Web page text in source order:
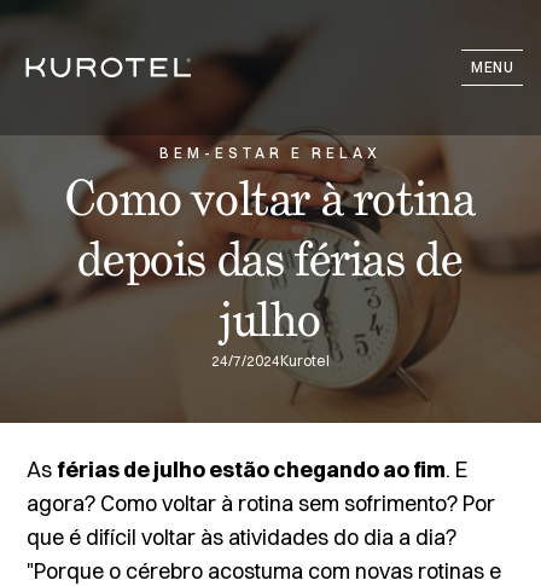
MENU
BEM-ESTAR E RELAX
Como voltar à rotina
depois das férias de
julho
24/7/2024Kurotel
Asférias de julho estão chegando ao fim. E
agora? Como voltar à rotina sem sofrimento? Por
que é difícil voltar às atividades do dia a dia?
"Porque o cérebro acostuma com novas rotinas e